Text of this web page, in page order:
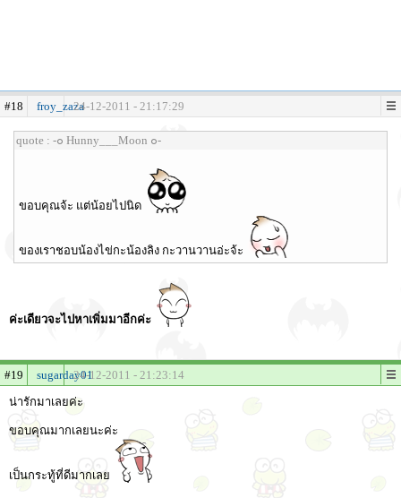
#18 froy_zaza24-12-2011 - 21:17:29
quote : -๐ Hunny___Moon ๐-
ขอบคุณจ้ะ แต่น้อยไปนิด
ของเราชอบน้องไข่กะน้องลิง กะวานวานอ่ะจ้ะ
ค่ะเดียวจะไปหาเพิ่มมาอีกค่ะ
#19 sugarday0124-12-2011 - 21:23:14
น่ารักมาเลยค่ะ
ขอบคุณมากเลยนะค่ะ
เป็นกระทู้ที่ดีมากเลย